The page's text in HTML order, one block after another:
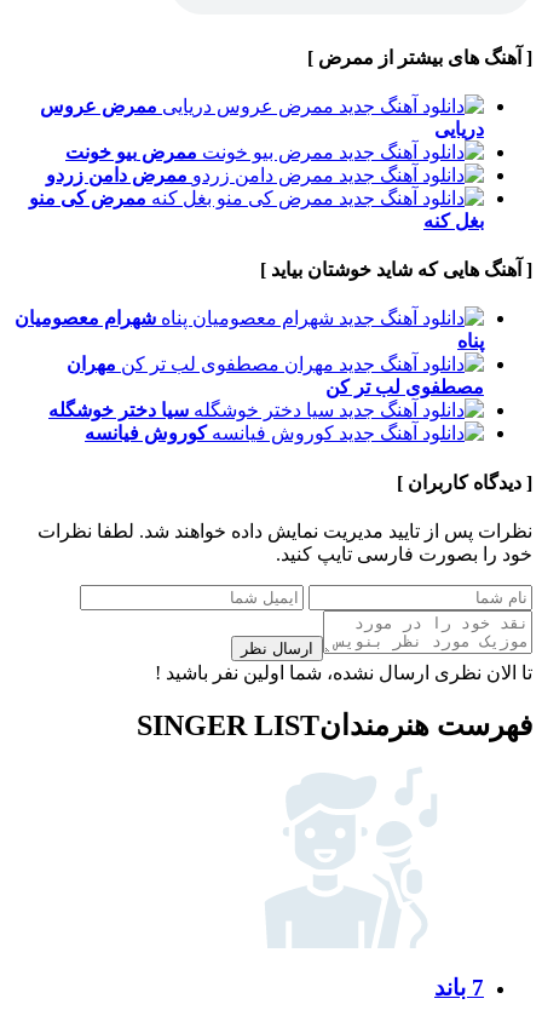
[ آهنگ های بیشتر از ممرض ]
ممرض عروس
دریایی
ممرض بیو خونت
ممرض دامن زردو
ممرضکی منو
بغل کنه
[ آهنگ هایی که شاید خوشتان بیاید ]
شهرام معصومیان
پناه
مهران
مصطفوی لب تر کن
سیا دختر خوشگله
کوروش فیانسه
[ دیدگاه کاربران ]
نظرات پس از تایید مدیریت نمایش داده خواهند شد. لطفا نظرات
خود را بصورت فارسی تایپ کنید.
ارسال نظر
تا الان نظری ارسال نشده، شما اولین نفر باشید !
فهرست هنرمندانSINGER LIST
7 باند